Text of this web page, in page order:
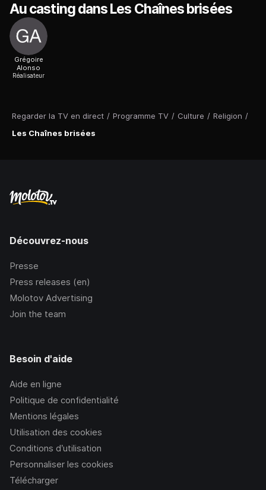
Regarder la TV en direct / Programme TV / Culture / Religion /
Les Chaînes brisées
Au casting dans Les Chaînes brisées
Grégoire
Alonso
Réalisateur
Découvrez-nous
Presse
Press releases (en)
Molotov Advertising
Join the team
Besoin d'aide
Aide en ligne
Politique de confidentialité
Mentions légales
Utilisation des cookies
Conditions d’utilisation
Personnaliser les cookies
Télécharger